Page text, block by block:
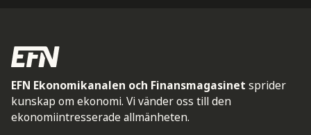
EFN Ekonomikanalen och Finansmagasinet sprider
kunskap om ekonomi. Vi vänder oss till den
ekonomiintresserade allmänheten.